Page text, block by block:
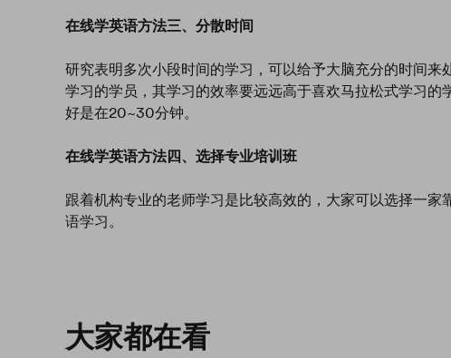
在线学英语方法三、分散时间
研究表明多次小段时间的学习，可以给予大脑充分的时间来
学习的学员，其学习的效率要远远高于喜欢马拉松式学习的
好是在20~30分钟。
在线学英语方法四、选择专业培训班
跟着机构专业的老师学习是比较高效的，大家可以选择一
语学习。
大家都在看